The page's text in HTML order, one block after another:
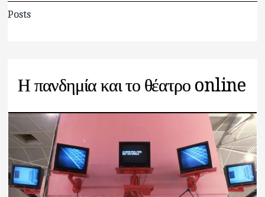
Posts
Η πανδημία και το θέατρο online